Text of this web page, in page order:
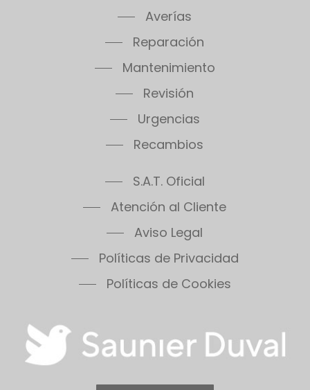
Averías
Reparación
Mantenimiento
Revisión
Urgencias
Recambios
S.A.T. Oficial
Atención al Cliente
Aviso Legal
Políticas de Privacidad
Políticas de Cookies